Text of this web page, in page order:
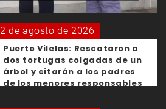
2 de agosto de 2026
Puerto Vilelas: Rescataron a
dos tortugas colgadas de un
árbol y citarán a los padres
de los menores responsables